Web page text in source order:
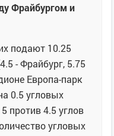
Фрайбургом и
подают 10.25
- Фрайбург, 5.75
Европа-парк
0.5 угловых
против 4.5 углов
угловых